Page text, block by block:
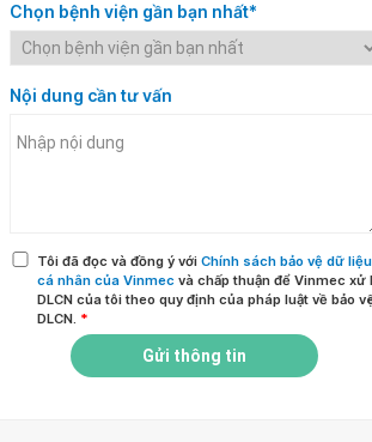
Chọn bệnh viện gần bạn nhất*
Nội dung cần tư vấn
Tôi đã đọc và đồng ý với Chính sách bảo vệ dữ liệu
cá nhân của Vinmec và chấp thuận để Vinmec xử
DLCN của tôi theo quy định của pháp luật về bảo
DLCN. *
Gửi thông tin